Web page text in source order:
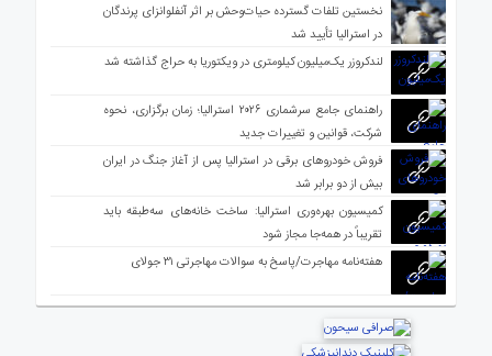
نخستین تلفات گسترده حیات‌وحش بر اثر آنفلوانزای پرندگان
در استرالیا تأیید شد
لندکروزر یک‌میلیون کیلومتری در ویکتوریا به حراج گذاشته شد
راهنمای جامع سرشماری ۲۰۲۶ استرالیا؛ زمان برگزاری، نحوه
شرکت، قوانین و تغییرات جدید
فروش خودروهای برقی در استرالیا پس از آغاز جنگ در ایران
بیش از دو برابر شد
کمیسیون بهره‌وری استرالیا: ساخت خانه‌های سه‌طبقه باید
تقریباً در همه‌جا مجاز شود
هفته‌نامه مهاجرت/پاسخ به سوالات مهاجرتی ۳۱ جولای